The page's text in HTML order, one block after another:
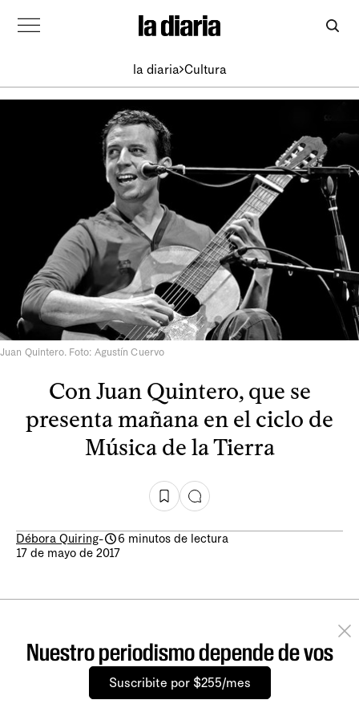
la diaria Cultura
Juan Quintero. Foto: Agustín Cuervo
Con Juan Quintero, que se
presenta mañana en el ciclo de
Música de la Tierra
Débora Quiring-
6 minutos de lectura
17 de mayo de 2017
Nuestro periodismo depende de vos
Suscribite por $255/mes